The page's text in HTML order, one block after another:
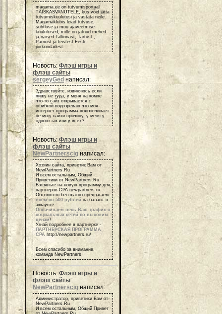
magama.ee on tutvumisportaal
TÄISKASVANUTELE, kus võid jätta
tutvumiskuulutusi ja vastata neile.
Magamaklubis leiad tutvuse,
suhtluse ja muu ajaveetmise
kuulutused, mille on jätnud mehed
ja naised Tallinnast, Tartust ,
Pärnust ja teistest Eesti
piirkondadest.
Новость: Флэш игры и
флэш сайты
sergeyGed написал:
Здравствуйте, извиняюсь если
пишу не туда, у меня на компе
что-то сайт открывается с
ошибкой подозреваю что моя
интернет-программа подглючивает
не могу найти причину, у меня у
одного так или у всех?
Новость: Флэш игры и
флэш сайты
NewPartnerscig написал:
Хозяин сайта, приветик Вам от
NewPartners.Ru
И всем остальным, Общий
Приветики от NewPartners.Ru
Взгляньте на новую программу для
партнеров СРА newpartners.ru
Обсолютно бесплатно предлагаем
всем по 500 рублей на баланс в
аккаунте.
Оплачиваем весь Ваш трафик с
социальных сетей по высоким
ценам!
Узнай подробнее в партнерке -
ПАРТНЕРСКАЯ ПРОГРАММА
СРА http://newpartners.ru/
Всем спасибо за внимание,
команда NewPartners
Новость:Флэш игры и
флэш сайты
NewPartnerscig написал:
Администратор, приветики Вам от
NewPartners.Ru
И всем остальным, Общий Привет